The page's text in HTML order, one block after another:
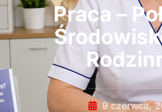
Praca –
9 czerwca,